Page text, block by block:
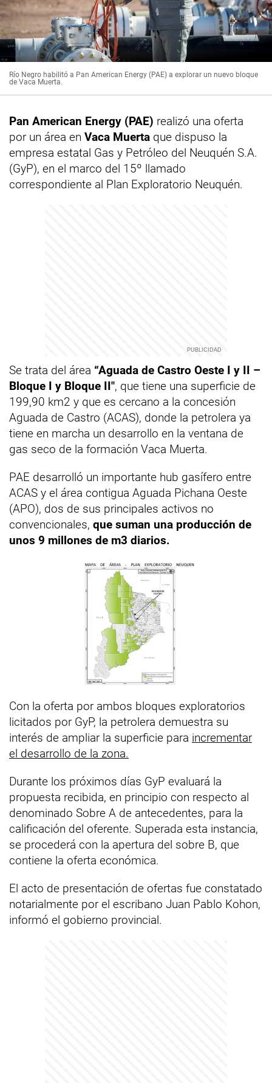
Río Negro habilitó a Pan American Energy (PAE) a explorar un nuevo bloque
de Vaca Muerta.
Pan American Energy (PAE) realizó una oferta
por un área en Vaca Muerta que dispuso la
empresa estatal Gas y Petróleo del Neuquén S.A.
(GyP), en el marco del 15º llamado
correspondiente al Plan Exploratorio Neuquén.
Se trata del área “Aguada de Castro Oeste I y II –
Bloque I y Bloque II", que tiene una superficie de
199,90 km2 y que es cercano a la concesión
Aguada de Castro (ACAS), donde la petrolera ya
tiene en marcha un desarrollo en la ventana de
gas seco de la formación Vaca Muerta.
PAE desarrolló un importante hub gasífero entre
ACAS y el área contigua Aguada Pichana Oeste
(APO), dos de sus principales activos no
convencionales, que suman una producción de
unos 9 millones de m3 diarios.
Con la oferta por ambos bloques exploratorios
licitados por GyP, la petrolera demuestra su
interés de ampliar la superficie para incrementar
el desarrollo de la zona.
Durante los próximos días GyP evaluará la
propuesta recibida, en principio con respecto al
denominado Sobre A de antecedentes, para la
calificación del oferente. Superada esta instancia,
se procederá con la apertura del sobre B, que
contiene la oferta económica.
El acto de presentación de ofertas fue constatado
notarialmente por el escribano Juan Pablo Kohon,
informó el gobierno provincial.